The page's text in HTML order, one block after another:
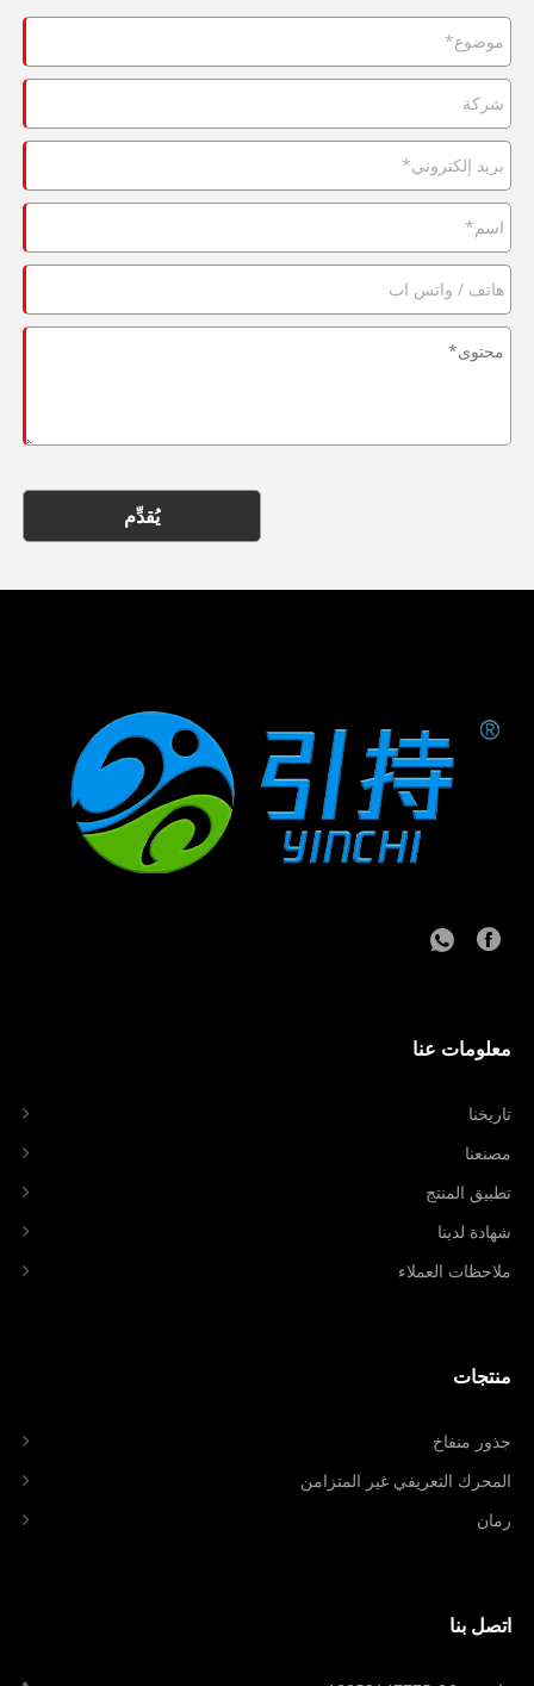
يُقدِّم
معلومات عنا
تاريخنا
مصنعنا
تطبيق المنتج
شهادة لدينا
ملاحظات العملاء
منتجات
جذور منفاخ
المحرك التعريفي غير المتزامن
رمان
اتصل بنا